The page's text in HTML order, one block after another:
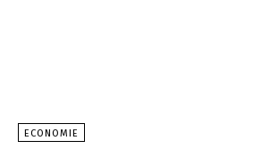
ECONOMIE